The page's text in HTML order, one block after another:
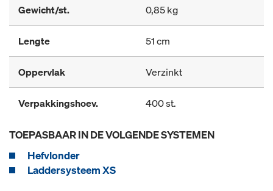
Gewicht/st. 0,85 kg
Lengte 51 cm
Oppervlak Verzinkt
Verpakkingshoev. 400 st.
TOEPASBAAR IN DE VOLGENDE SYSTEMEN
Hefvlonder
Laddersysteem XS